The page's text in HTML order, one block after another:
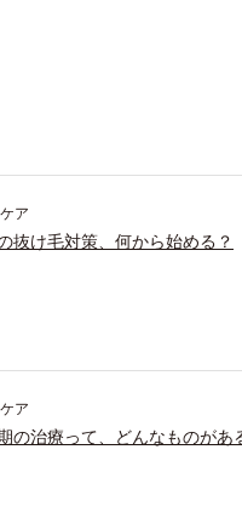
ア
抜け毛対策、何から始める？
ア
の治療って、どんなものがあ